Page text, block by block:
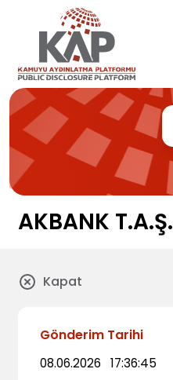
AKBANK T.A.Ş.
Kapat
Gönderim Tarihi
08.06.2026 17:36:45